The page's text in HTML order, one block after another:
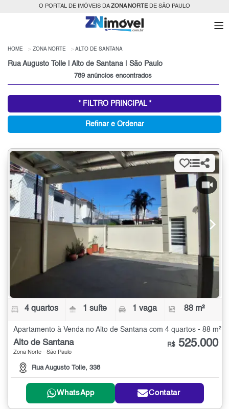
O PORTAL DE IMÓVEIS DAZONA NORTEDE SÃO PAULO
HOME ZONA NORTE ALTO DE SANTANA
Rua Augusto Tolle | Alto de Santana | São Paulo
789 anúncios encontrados
* FILTRO PRINCIPAL *
Refinar e Ordenar
4 quartos 1 suíte 1 vaga 88 m²
Apartamento à Venda no Alto de Santana com 4 quartos - 88 m²
Alto de Santana
Zona Norte - São Paulo
Rua Augusto Tolle, 338
R$ 525.000
WhatsApp Contatar